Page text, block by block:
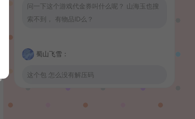
问一下这个游戏代金券叫什么呢？ 山海玉也搜
索不到， 有物品ID么？
蜀山飞雪：
这个包 怎么没有解压码